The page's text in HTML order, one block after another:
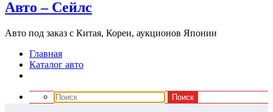
Авто – Сейлс
Авто под заказ с Китая, Кореи, аукционов Японии
Главная
Каталог авто